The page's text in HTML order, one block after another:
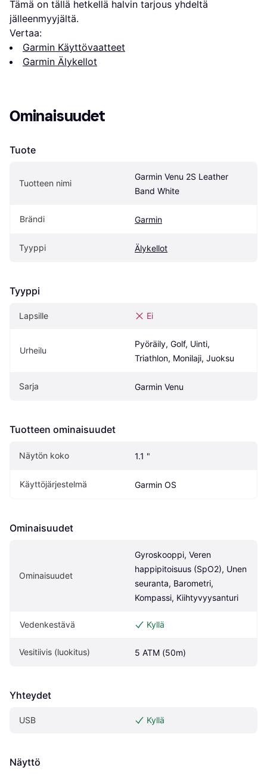
Tämä on tällä hetkellä halvin tarjous yhdeltä
jälleenmyyjältä.
Vertaa:
Garmin Käyttövaatteet
Garmin Älykellot
Ominaisuudet
Tuote
Tuotteen nimi
Garmin Venu 2S Leather
Band White
Brändi Garmin
Tyyppi Älykellot
Tyyppi
Lapsille Ei
Urheilu
Pyöräily, Golf, Uinti,
Triathlon, Monilaji, Juoksu
Sarja Garmin Venu
Tuotteen ominaisuudet
Näytön koko 1.1 "
Käyttöjärjestelmä Garmin OS
Ominaisuudet
Ominaisuudet
Gyroskooppi, Veren
happipitoisuus (SpO2), Unen
seuranta, Barometri,
Kompassi, Kiihtyvyysanturi
Vedenkestävä Kyllä
Vesitiivis (luokitus) 5 ATM (50m)
Yhteydet
USB Kyllä
Näyttö